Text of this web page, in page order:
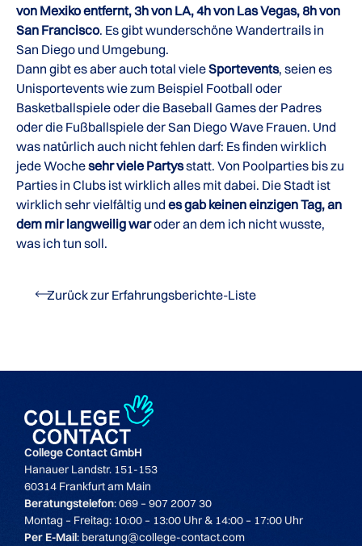
von Mexiko entfernt, 3h von LA, 4h von Las Vegas, 8h von
San Francisco. Es gibt wunderschöne Wandertrails in
San Diego und Umgebung.
Dann gibt es aber auch total vieleSportevents, seien es
Unisportevents wie zum Beispiel Football oder
Basketballspiele oder die Baseball Games der Padres
oder die Fußballspiele der San Diego Wave Frauen. Und
was natürlich auch nicht fehlen darf: Es finden wirklich
jede Wochesehr viele Partysstatt. Von Poolparties bis zu
Parties in Clubs ist wirklich alles mit dabei. Die Stadt ist
wirklich sehr vielfältig und es gab keinen einzigen Tag, an
dem mir langweilig waroder an dem ich nicht wusste,
was ich tun soll.
Zurück zur Erfahrungsberichte-Liste
College Contact GmbH
Hanauer Landstr. 151-153
60314 Frankfurt am Main
Beratungstelefon: 069 – 907 2007 30
Montag – Freitag: 10:00 – 13:00 Uhr & 14:00 – 17:00 Uhr
Per E-Mail: beratung@college-contact.com